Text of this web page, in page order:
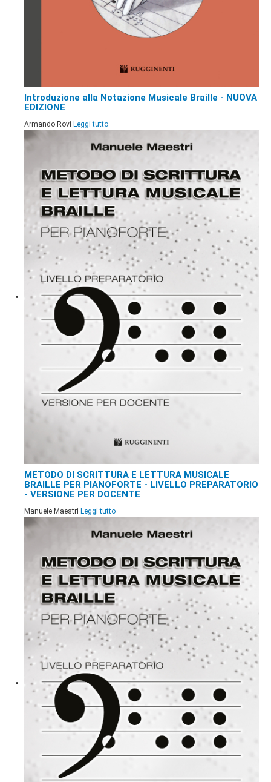
Introduzione alla Notazione Musicale Braille - NUOVA
EDIZIONE
Armando Rovi Leggi tutto
METODO DI SCRITTURA E LETTURA MUSICALE
BRAILLE PER PIANOFORTE - LIVELLO PREPARATORIO
- VERSIONE PER DOCENTE
Manuele Maestri Leggi tutto